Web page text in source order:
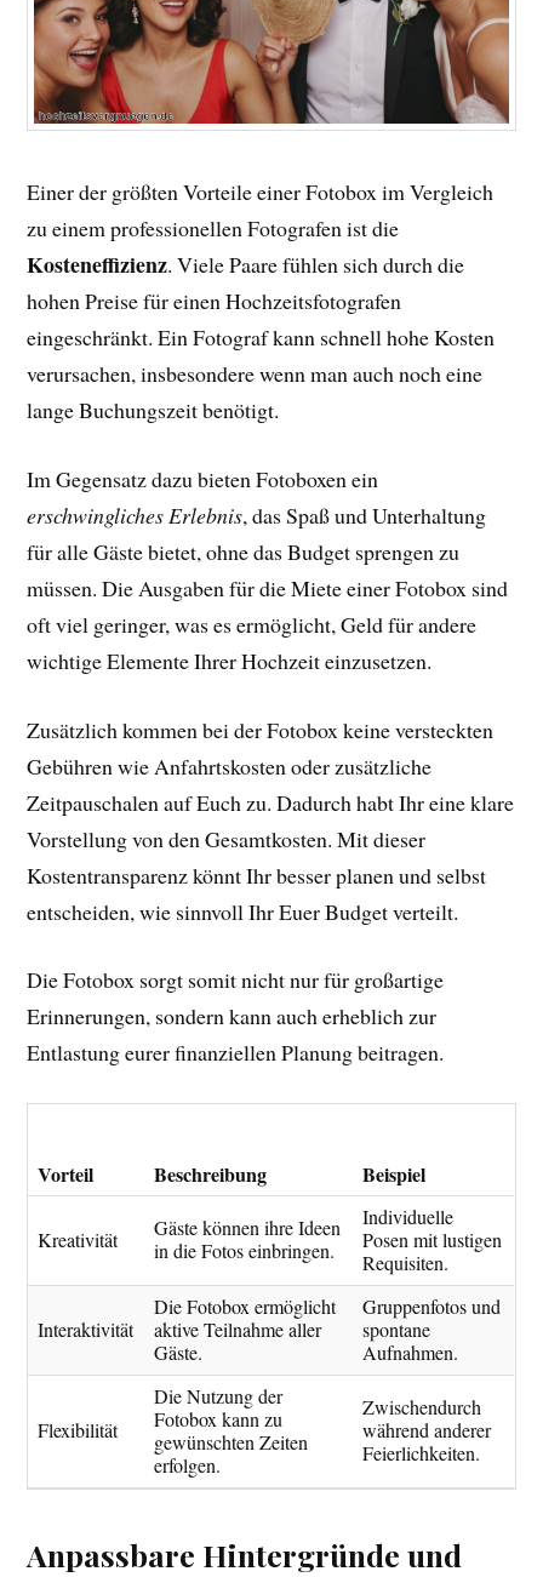
Einer der größten Vorteile einer Fotobox im Vergleich
zu einem professionellen Fotografen ist die
Kosteneffizienz. Viele Paare fühlen sich durch die
hohen Preise für einen Hochzeitsfotografen
eingeschränkt. Ein Fotograf kann schnell hohe Kosten
verursachen, insbesondere wenn man auch noch eine
lange Buchungszeit benötigt.
Im Gegensatz dazu bieten Fotoboxen ein
erschwingliches Erlebnis, das Spaß und Unterhaltung
für alle Gäste bietet, ohne das Budget sprengen zu
müssen. Die Ausgaben für die Miete einer Fotobox sind
oft viel geringer, was es ermöglicht, Geld für andere
wichtige Elemente Ihrer Hochzeit einzusetzen.
Zusätzlich kommen bei der Fotobox keine versteckten
Gebühren wie Anfahrtskosten oder zusätzliche
Zeitpauschalen auf Euch zu. Dadurch habt Ihr eine klare
Vorstellung von den Gesamtkosten. Mit dieser
Kostentransparenz könnt Ihr besser planen und selbst
entscheiden, wie sinnvoll Ihr Euer Budget verteilt.
Die Fotobox sorgt somit nicht nur für großartige
Erinnerungen, sondern kann auch erheblich zur
Entlastung eurer finanziellen Planung beitragen.
Vorteil Beschreibung Beispiel
Kreativität
Gäste können ihre Ideen
in die Fotos einbringen.
Individuelle
Posen mit lustigen
Requisiten.
Interaktivität
Die Fotobox ermöglicht
aktive Teilnahme aller
Gäste.
Gruppenfotos und
spontane
Aufnahmen.
Flexibilität
Die Nutzung der
Fotobox kann zu
gewünschten Zeiten
erfolgen.
Zwischendurch
während anderer
Feierlichkeiten.
Anpassbare Hintergründe und